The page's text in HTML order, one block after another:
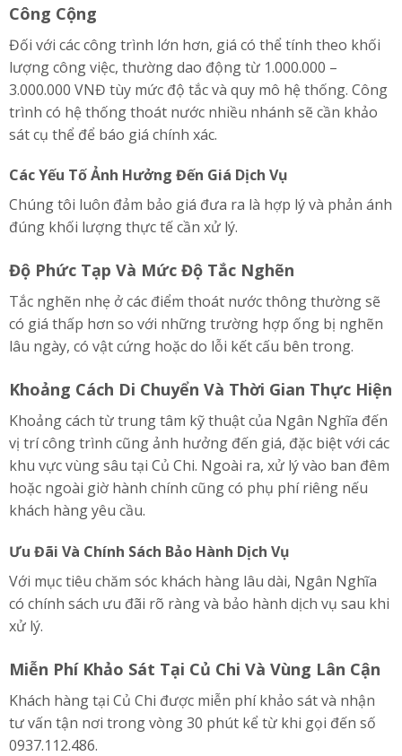
Công Cộng
Đối với các công trình lớn hơn, giá có thể tính theo khối
lượng công việc, thường dao động từ 1.000.000 –
3.000.000 VNĐ tùy mức độ tắc và quy mô hệ thống. Công
trình có hệ thống thoát nước nhiều nhánh sẽ cần khảo
sát cụ thể để báo giá chính xác.
Các Yếu Tố Ảnh Hưởng Đến Giá Dịch Vụ
Chúng tôi luôn đảm bảo giá đưa ra là hợp lý và phản ánh
đúng khối lượng thực tế cần xử lý.
Độ Phức Tạp Và Mức Độ Tắc Nghẽn
Tắc nghẽn nhẹ ở các điểm thoát nước thông thường sẽ
có giá thấp hơn so với những trường hợp ống bị nghẽn
lâu ngày, có vật cứng hoặc do lỗi kết cấu bên trong.
Khoảng Cách Di Chuyển Và Thời Gian Thực Hiện
Khoảng cách từ trung tâm kỹ thuật của Ngân Nghĩa đến
vị trí công trình cũng ảnh hưởng đến giá, đặc biệt với các
khu vực vùng sâu tại Củ Chi. Ngoài ra, xử lý vào ban đêm
hoặc ngoài giờ hành chính cũng có phụ phí riêng nếu
khách hàng yêu cầu.
Ưu Đãi Và Chính Sách Bảo Hành Dịch Vụ
Với mục tiêu chăm sóc khách hàng lâu dài, Ngân Nghĩa
có chính sách ưu đãi rõ ràng và bảo hành dịch vụ sau khi
xử lý.
Miễn Phí Khảo Sát Tại Củ Chi Và Vùng Lân Cận
Khách hàng tại Củ Chi được miễn phí khảo sát và nhận
tư vấn tận nơi trong vòng 30 phút kể từ khi gọi đến số
0937.112.486.